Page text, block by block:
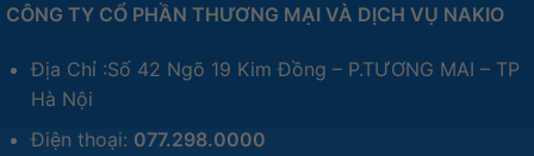
CÔNG TY CỔ PHẦN THƯƠNG MẠI VÀ DỊCH VỤ NAKIO
Địa Chỉ :Số 42 Ngõ 19 Kim Đồng – P.TƯƠNG MAI – TP
Hà Nội
Điện thoại: 077.298.0000